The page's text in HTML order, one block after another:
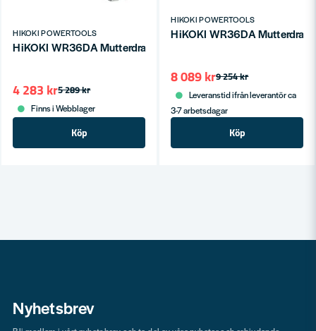
HIKOKI POWERTOOLS
HiKOKI WR36DA Mutterdragare 3/4" 36V (Utan batterier)
5 289 kr
4 283 kr
Finns i Webblager
Köp
HIKOKI POWERTOOLS
HiKOKI WR36DA
9 254 kr
8 089 kr
Leveranstid ifrån leverantör ca
3-7 arbetsdagar
Köp
Nyhetsbrev